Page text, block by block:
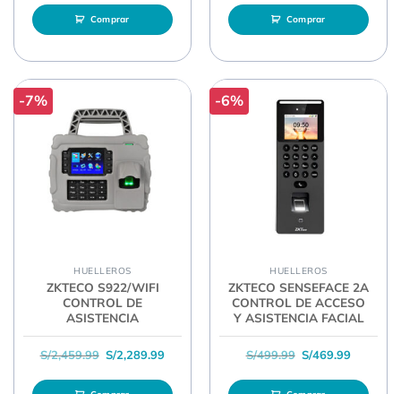
Comprar Comprar
-7%
HUELLEROS
ZKTECO S922/WIFI
CONTROL DE
ASISTENCIA
S/2,459.99 El precio original era: S/2,459.99.
S/2,289.99El precio actual es: S/2,289.99.
-6%
HUELLEROS
ZKTECO SENSEFACE 2A
CONTROL DE ACCESO
Y ASISTENCIA FACIAL
S/499.99 El precio original
S/469.99El